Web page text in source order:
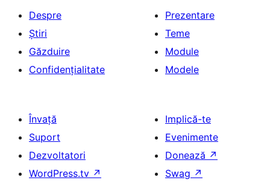
Despre
Știri
Găzduire
Confidențialitate
Prezentare
Teme
Module
Modele
Învață
Suport
Dezvoltatori
WordPress.tv ↗
Implică-te
Evenimente
Donează ↗
Swag ↗